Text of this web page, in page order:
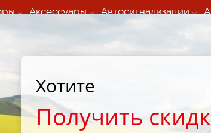
Аксессуары Автосигнализации
шиномонтаж 24/7
Хотите
Получить